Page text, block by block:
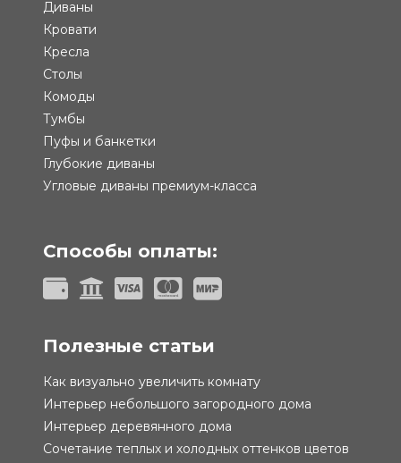
Диваны
Кровати
Кресла
Столы
Комоды
Тумбы
Пуфы и банкетки
Глубокие диваны
Угловые диваны премиум-класса
Способы оплаты:
Полезные статьи
Как визуально увеличить комнату
Интерьер небольшого загородного дома
Интерьер деревянного дома
Сочетание теплых и холодных оттенков цветов